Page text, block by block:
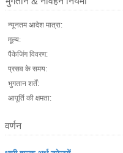
न्यूनतम आदेश मात्रा:
मूल्य:
पैकेजिंग विवरण:
प्रसव के समय:
भुगतान शर्तें:
आपूर्ति की क्षमता:
वर्णन